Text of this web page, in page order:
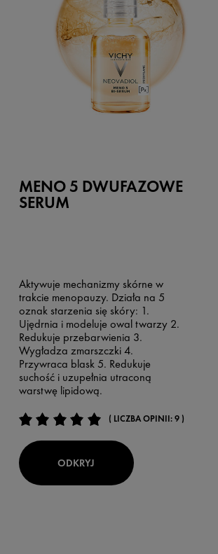
MENO 5 DWUFAZOWE
SERUM
Aktywuje mechanizmy skórne w
trakcie menopauzy. Działa na 5
oznak starzenia się skóry: 1.
Ujędrnia i modeluje owal twarzy 2.
Redukuje przebarwienia 3.
Wygładza zmarszczki 4.
Przywraca blask 5. Redukuje
suchość i uzupełnia utraconą
warstwę lipidową.
( LICZBA OPINII: 9 )
ODKRYJ